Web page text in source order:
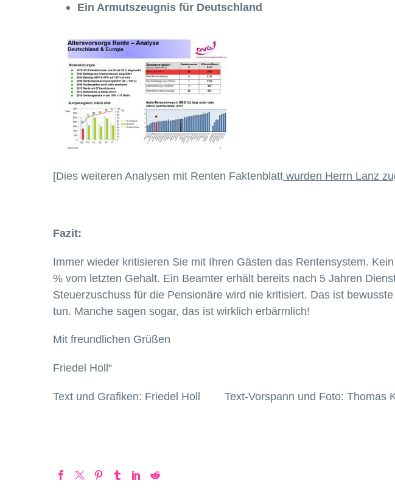
Ein Armutszeugnis für Deutschland
[Dies weiteren Analysen mit Renten Faktenblatt wurden Herrn Lanz
Fazit:
Immer wieder kritisieren Sie mit Ihren Gästen das Rentensystem.
% vom letzten Gehalt. Ein Beamter erhält bereits nach 5 Jahren
Steuerzuschuss für die Pensionäre wird nie kritisiert. Das ist
tun. Manche sagen sogar, das ist wirklich erbärmlich!
Mit freundlichen Grüßen
Friedel Holl“
Text und Grafiken: Friedel Holl Text-Vorspann und Foto: Thomas